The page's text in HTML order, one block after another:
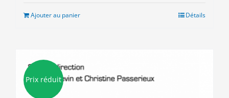
est :
Ajouter au panier Détails
Prix réduit